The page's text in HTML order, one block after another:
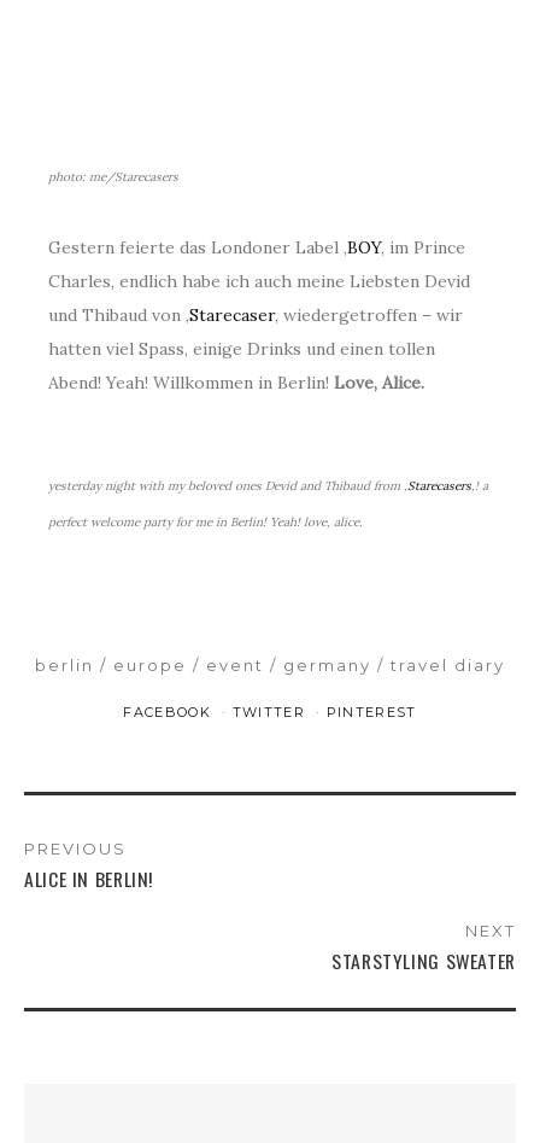
photo: me/Starecasers
Gestern feierte das Londoner Label ‚BOY‚ im Prince
Charles, endlich habe ich auch meine Liebsten Devid
und Thibaud von ‚Starecaser‚ wiedergetroffen – wir
hatten viel Spass, einige Drinks und einen tollen
Abend! Yeah! Willkommen in Berlin! Love, Alice.
yesterday night with my beloved ones Devid and Thibaud from ‚ Starecasers ‚! a
perfect welcome party for me in Berlin! Yeah! love, alice.
berlin europe event germany travel diary
FACEBOOK TWITTER PINTEREST
PREVIOUS
ALICE IN BERLIN!
NEXT
STARSTYLING SWEATER